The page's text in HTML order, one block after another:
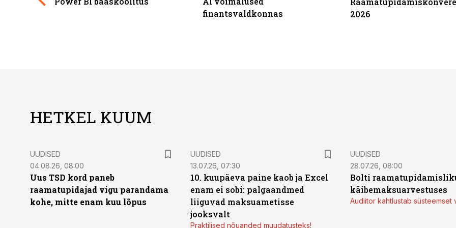
finantsvaldkonnas
2026
HETKEL KUUM
UUDISED
04.08.26, 08:00
Uus TSD kord paneb
raamatupidajad vigu parandama
kohe, mitte enam kuu lõpus
UUDISED
13.07.26, 07:30
10. kuupäeva paine kaob ja Excel
enam ei sobi: palgaandmed
liiguvad maksuametisse
jooksvalt
Praktilised nõuanded muudatusteks!
UUDISED
28.07.26, 08:00
Bolti
käibemaksuarvestuses
Audiitor kahtlustab süsteemset